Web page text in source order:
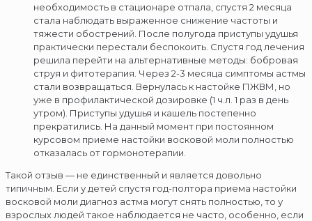
необходимость в стационаре отпала, спустя 2 месяца
стала наблюдать выраженное снижение частоты и
тяжести обострений. После полугода приступы удушья
практически перестали беспокоить. Спустя год лечения
решила перейти на альтернативные методы: бобровая
струя и фитотерапия. Через 2-3 месяца симптомы астмы
стали возвращаться. Вернулась к настойке ПЖВМ, но
уже в профилактической дозировке (1 ч.л. 1 раз в день
утром). Приступы удушья и кашель постепенно
прекратились. На данный момент при постоянном
курсовом приеме настойки восковой моли полностью
отказалась от гормонотерапии.
Такой отзыв — не единственный и является довольно
типичным. Если у детей спустя год-полтора приема настойки
восковой моли диагноз астма могут снять полностью, то у
взрослых людей такое наблюдается не часто, особенно, если